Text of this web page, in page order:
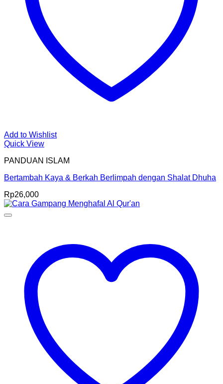
Add to Wishlist
Quick View
PANDUAN ISLAM
Bertambah Kaya & Berkah Berlimpah dengan Shalat Dhuha
Rp26,000